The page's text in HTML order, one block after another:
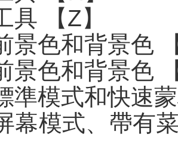
具 【Z】
景色和背景色
景色和背景色
準模式和快速
幕模式、帶有